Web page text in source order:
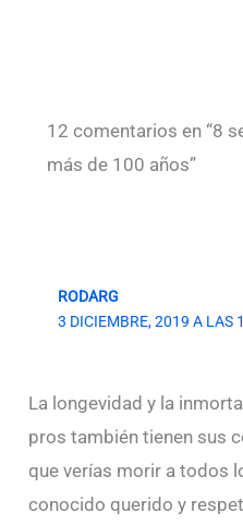
12 comentarios en “8
más de 100 años”
RODARG
3 DICIEMBRE, 2019 A LAS
La longevidad y la
pros también tienen sus
que verías morir a todos
conocido querido y